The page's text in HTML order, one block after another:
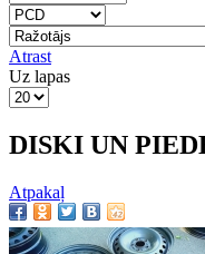
Atrast
Uz lapas
DISKI UN
Atpakaļ